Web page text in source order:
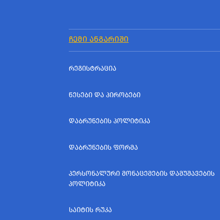
ᲩᲔᲛᲘ ᲐᲜᲒᲐᲠᲘᲨᲘ
ᲠᲔᲒᲘᲡᲢᲠᲐᲪᲘᲐ
ᲬᲔᲡᲔᲑᲘ ᲓᲐ ᲞᲘᲠᲝᲑᲔᲑᲘ
ᲓᲐᲑᲠᲣᲜᲔᲑᲘᲡ ᲞᲝᲚᲘᲢᲘᲙᲐ
ᲓᲐᲑᲠᲣᲜᲔᲑᲘᲡ ᲤᲝᲠᲛᲐ
ᲞᲔᲠᲡᲝᲜᲐᲚᲣᲠᲘ ᲛᲝᲜᲐᲪᲔᲛᲔᲑᲘᲡ ᲓᲐᲛᲣᲨᲐᲕᲔᲑᲘᲡ
ᲞᲝᲚᲘᲢᲘᲙᲐ
ᲡᲐᲘᲢᲘᲡ ᲠᲣᲙᲐ